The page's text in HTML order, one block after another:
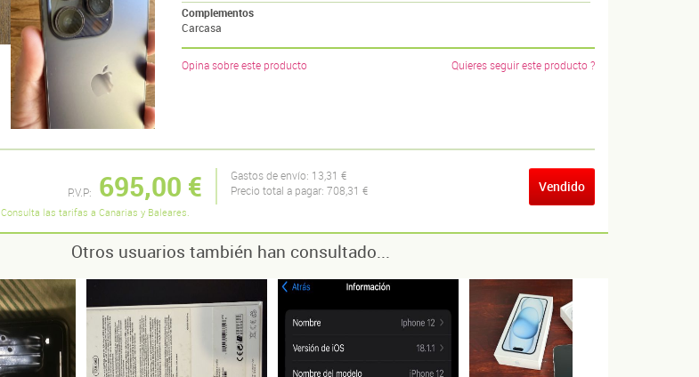
Complementos
Carcasa
Opina sobre este producto Quieres seguir este producto ?
P.V.P: 695,00 € Gastos de envío: 13,31 €
Precio total a pagar:708,31 € Vendido
Consulta las tarifas a Canarias y Baleares.
Otros usuarios también han consultado...